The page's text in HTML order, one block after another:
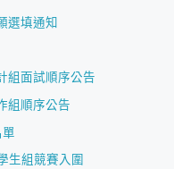
選填通知
組面試順序公告
組順序公告
生組競賽入圍